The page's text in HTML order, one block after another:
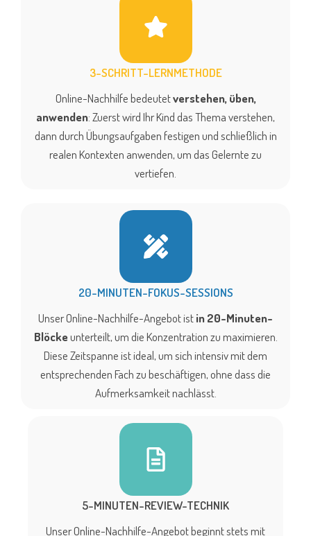
3-SCHRITT-LERNMETHODE
Online-Nachhilfe bedeutetverstehen, üben,
anwenden: Zuerst wird Ihr Kind das Thema verstehen,
dann durch Übungsaufgaben festigen und schließlich in
realen Kontexten anwenden, um das Gelernte zu
vertiefen.
20-MINUTEN-FOKUS-SESSIONS
Unser Online-Nachhilfe-Angebot istin 20-Minuten-
Blöckeunterteilt, um die Konzentration zu maximieren.
Diese Zeitspanne ist ideal, um sich intensiv mit dem
entsprechenden Fach zu beschäftigen, ohne dass die
Aufmerksamkeit nachlässt.
5-MINUTEN-REVIEW-TECHNIK
Unser Online-Nachhilfe-Angebot beginnt stets mit